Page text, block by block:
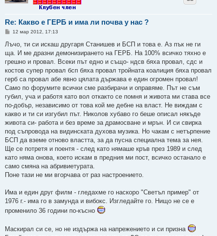
Re: Какво е ГЕРБ и има ли почва у нас ?
М
е
и
е
12 мар 2012, 17:13
Лъчо, ти си искаш другаря Станишев и БСП и това е. Аз пък не ги
ща. И ме дразни демонизирането на ГЕРБ. На 100% всичко тяхно е
грешно и провал. Всеки път едно и също- ндсв бяха провал, сдс и
костов супер провал бсп бяха провал тройната коалиция бяха провал
герб са провал абе явно цялата държава е един огромен провал!
Само по форумите всички сме разбирачи и оправяме. Път не съм
губил, уча и работя като вол откакто се помня и живота ми става все
по-добър, независимо от това кой ме дебне на власт. Не виждам с
какво и ти си изгубил път. Николов хубаво го беше описал някъде
живота си- работа и без време за драмосване и мрън. И си свирка
под съпровода на видинската духова музика. Но чакам с нетърпение
БСП да вземе отново властта, за да пусна специална тема за нея.
Ще се потретя и поентя - след като нямаше кръв през 1989 и след
като няма онова, което искам в предния ми пост, всичко останало е
само смяна на абривиетурата.
Поне тази не ми вгорчава от раз настроението.
Има и един друг филм - гледахме го наскоро "Светъл пример" от
1976 г.- има го в замунда и вибокс. Изгледайте го. Нищо не се е
променило 36 години по-късно
Маскирал си се, но не издържа на напрежението и си призна